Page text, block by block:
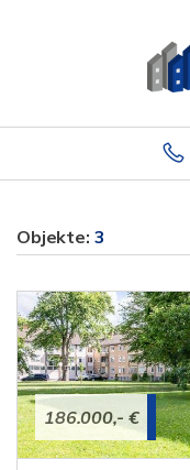
Objekte: 3
186.000,- €